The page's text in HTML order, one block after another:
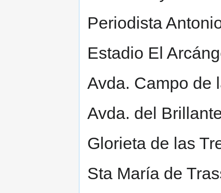
Periodista
Estadio El
Avda. Campo de
Avda. del
Glorieta de las
Sta María de